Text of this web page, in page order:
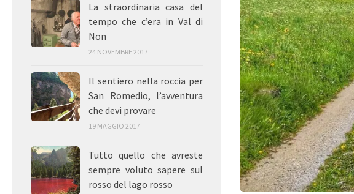
La straordinaria casa del
tempo che c’era in Val di
Non
24 NOVEMBRE 2017
Il sentiero nella roccia per
San Romedio, l’avventura
che devi provare
19 MAGGIO 2017
Tutto quello che avreste
sempre voluto sapere sul
rosso del lago rosso